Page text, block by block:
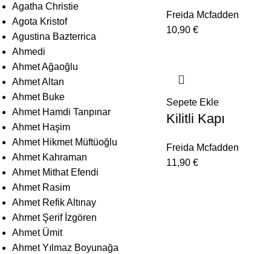
Agatha Christie
Agota Kristof
Agustina Bazterrica
Ahmedi
Ahmet Ağaoğlu
Ahmet Altan
Ahmet Buke
Ahmet Hamdi Tanpınar
Ahmet Haşim
Ahmet Hikmet Müftüoğlu
Ahmet Kahraman
Ahmet Mithat Efendi
Ahmet Rasim
Ahmet Refik Altınay
Ahmet Şerif İzgören
Ahmet Ümit
Ahmet Yılmaz Boyunağa
Freida Mcfadden
10,90 €
Sepete Ekle
Kilitli Kapı
Freida Mcfadden
11,90 €